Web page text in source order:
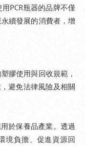
PCR瓶器的品牌不僅
續發展的消費者，增
膠使用與回收規範，
避免法律風險及相關
於保養品產業。透過
境負擔、促進資源回